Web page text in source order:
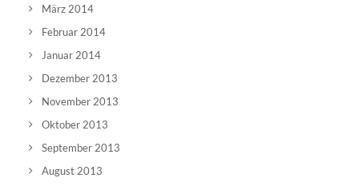
März 2014
Februar 2014
Januar 2014
Dezember 2013
November 2013
Oktober 2013
September 2013
August 2013